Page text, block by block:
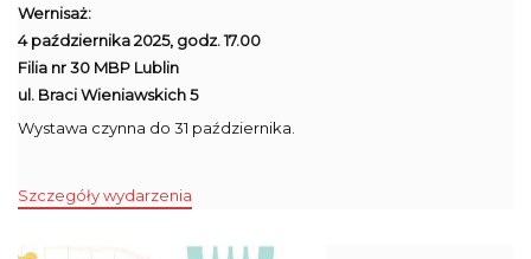
Wernisaż:
4 października 2025, godz. 17.00
Filia nr 30 MBP Lublin
ul. Braci Wieniawskich 5
Wystawa czynna do 31 października.
Szczegóły wydarzenia